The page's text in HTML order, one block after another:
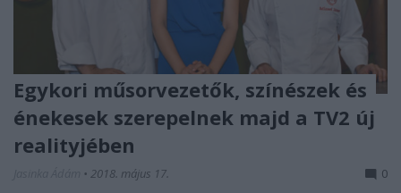
Egykori műsorvezetők, színészek és
énekesek szerepelnek majd a TV2 új
realityjében
• 2018. május 17. 0